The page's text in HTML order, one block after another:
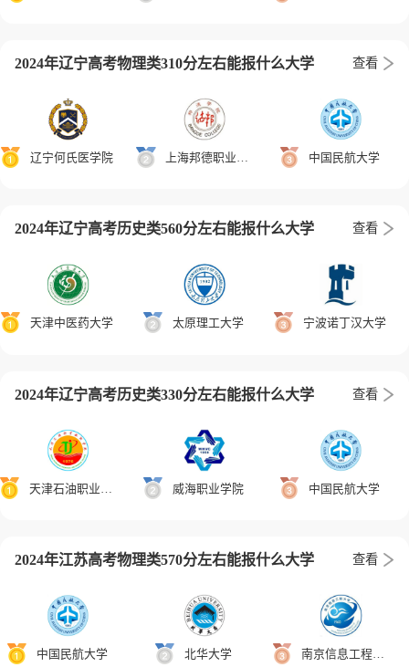
2024年辽宁高考物理类310分左右能报什么大学 查看
辽宁何氏医学院 上海邦德职业技术学院 中国民航大学
2024年辽宁高考历史类560分左右能报什么大学 查看
天津中医药大学 太原理工大学 宁波诺丁汉大学
2024年辽宁高考历史类330分左右能报什么大学 查看
天津石油职业技术学院 威海职业学院 中国民航大学
2024年江苏高考物理类570分左右能报什么大学 查看
中国民航大学 北华大学 南京信息工程大学